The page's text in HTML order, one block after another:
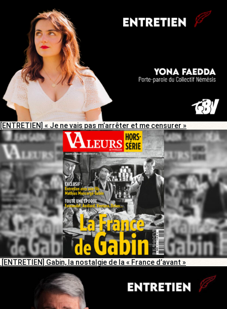
[ENTRETIEN] « Je ne vais pas m’arrêter et me censurer »
[ENTRETIEN] Gabin, la nostalgie de la « France d’avant »